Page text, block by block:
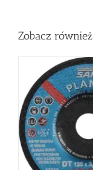
Zobacz również